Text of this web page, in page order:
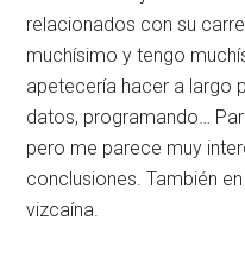
relacionados con su
muchísimo y tengo
apetecería hacer a largo
datos, programando…
pero me parece muy
conclusiones. También
vizcaína.